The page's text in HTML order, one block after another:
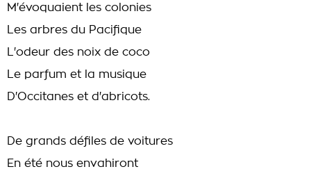
M'évoquaient les colonies
Les arbres du Pacifique
L'odeur des noix de coco
Le parfum et la musique
D'Occitanes et d'abricots.
De grands défiles de voitures
En été nous envahiront